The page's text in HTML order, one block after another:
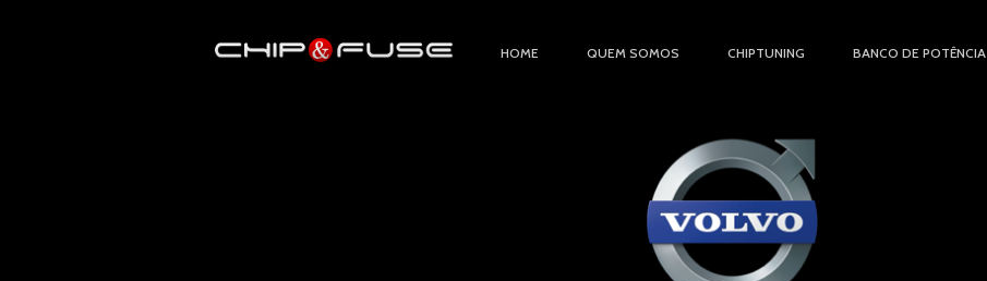
HOME QUEM SOMOS CHIPTUNING BANCO DE POTÊNCIA